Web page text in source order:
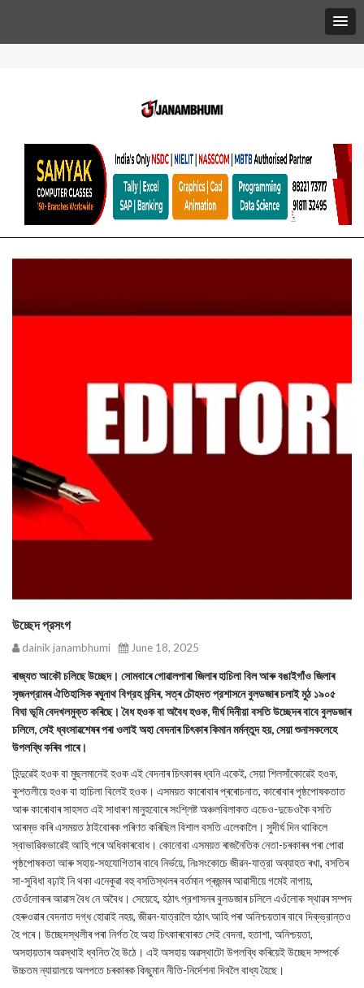
উচ্ছেদ প্রসংগ
dainik janambhumi June 18, 2025
ৰাজ্যত আকৌ চলিছে উচ্ছেদ। সোমবাৰে গোৱালপাৰা জিলাৰ হাচিলা বিল আৰু বঙাইগাঁও জিলাৰ
সৃজনগ্রামৰ ঐতিহাসিক ৰঘুনাথ বিগ্রহ মন্দিৰ, সত্ৰ চৌহদত প্রশাসনে বুলডজাৰ চলাই মুঠ ১৯০৫
বিঘা ভূমি বেদখলমুক্ত কৰিছে। বৈধ হওক বা অবৈধ হওক, দীর্ঘ দিনীয়া বসতি উচ্ছেদৰ বাবে বুলডজাৰ
চলিলে, সেই ধ্বংসাৱশেষৰ পৰা ওলাই অহা বেদনাৰ চিৎকাৰ কিমান মর্মন্তুদ হয়, সেয়া শুনাসকলেহে
উপলব্ধি কৰিব পাৰে।
হিন্দুৱেই হওক বা মুছলমানেই হওক এই বেদনাৰ চিৎকাৰৰ ধ্বনি একেই, সেয়া শিলসাঁকোৱেই হওক,
কুশতলীয়ে হওক বা হাচিলা বিলেই হওক। এসময়ত কাৰোবাৰ প্ৰৰোচনাত, কাৰোবাৰ পৃষ্ঠপোষকতাত
আৰু কাৰোবাৰ সাহসত এই সাধাৰণ মানুহবোৰে সংশ্লিষ্ট অঞ্চলবিলাকত এডেও-দুডেওকৈ বসতি
আৰম্ভ কৰি এসময়ত ঠাইবোৰক পৰিণত কৰিছিল বিশাল বসতি এলেকালৈ। সুদীর্ঘ দিন থাকিলে
স্বাভাৱিকভাৱেই আহি পৰে অধিকাৰবোধ। কোনোবা এসময়ত ৰাজনৈতিক নেতা-চৰকাৰৰ পৰা পোৱা
পৃষ্ঠপোষকতা আৰু সহায়-সহযোগিতাৰ বাবে নির্ভয়ে, নিঃসংকোচে জীৱন-যাত্রা অব্যাহত ৰখা, বসতিৰ
সা-সুবিধা বঢ়াই নি থকা এনেকুৱা বহু বসতিস্থলৰ বৰ্তমান প্ৰজন্মৰ আৱাসীয়ে গমেই নাপায়,
তেওঁলোকৰ আৱাস বৈধ নে অবৈধ। সেয়েহে, হঠাৎ প্রশাসনৰ বুলডজাৰ চলিলে এওঁলোক স্থাৱৰ সম্পদ
হেৰুওৱাৰ বেদনাত দগ্ধ হোৱাই নহয়, জীৱন-যাত্রালৈ হঠাৎ আহি পৰা অনিশ্চয়তাৰ বাবে দিক্‌ভ্রান্তও
হৈ পৰে। উচ্ছেদস্থলীৰ পৰা নিৰ্গত হৈ অহা চিৎকাৰবোৰত সেই বেদনা, হতাশা, অনিশ্চয়তা,
অসহায়তাৰ অৱস্থাই ধ্বনিত হৈ উঠে। এই অসহায় অৱস্থাটো উপলব্ধি কৰিয়েই উচ্ছেদ সম্পর্কে
উচ্চতম ন্যায়ালয়ে অলপতে চৰকাৰক কিছুমান নীতি-নির্দেশনা দিবলৈ বাধ্য হৈছে।